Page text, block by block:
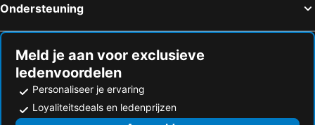
Ondersteuning
Meld je aan voor exclusieve
ledenvoordelen
Personaliseer je ervaring
Loyaliteitsdeals en ledenprijzen